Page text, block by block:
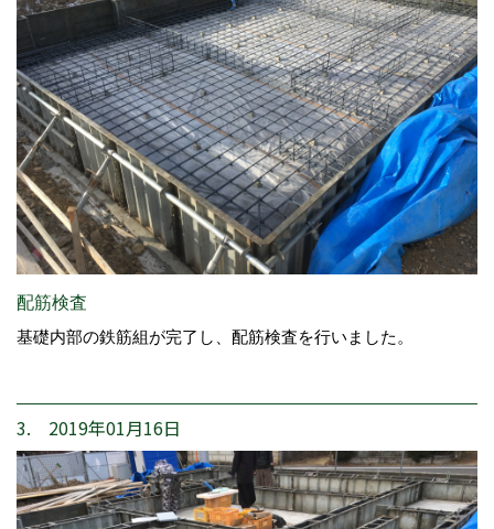
配筋検査
基礎内部の鉄筋組が完了し、配筋検査を行いました。
3. 2019年01月16日